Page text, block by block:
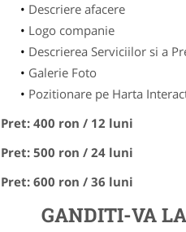
Descriere afacere
Logo companie
Descrierea Serviciilor si a
Galerie Foto
Pozitionare pe Harta
Pret: 400 ron / 12 luni
Pret: 500 ron / 24 luni
Pret: 600 ron / 36 luni
GANDITI-VA LA